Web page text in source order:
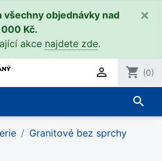
všechny objednávky nad
Kč.
akce najdete zde.
×
 shopping_cart (0)
search
Granitové bez sprchy